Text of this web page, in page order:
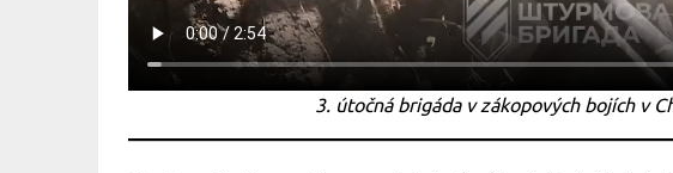
3. útočná brigáda v zákopových bojích v